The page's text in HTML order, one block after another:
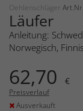
Oehlenschläger
Läufer
Anleitung:
Norwegisch,
62,70 €
Preisverlauf
Ausverkauft